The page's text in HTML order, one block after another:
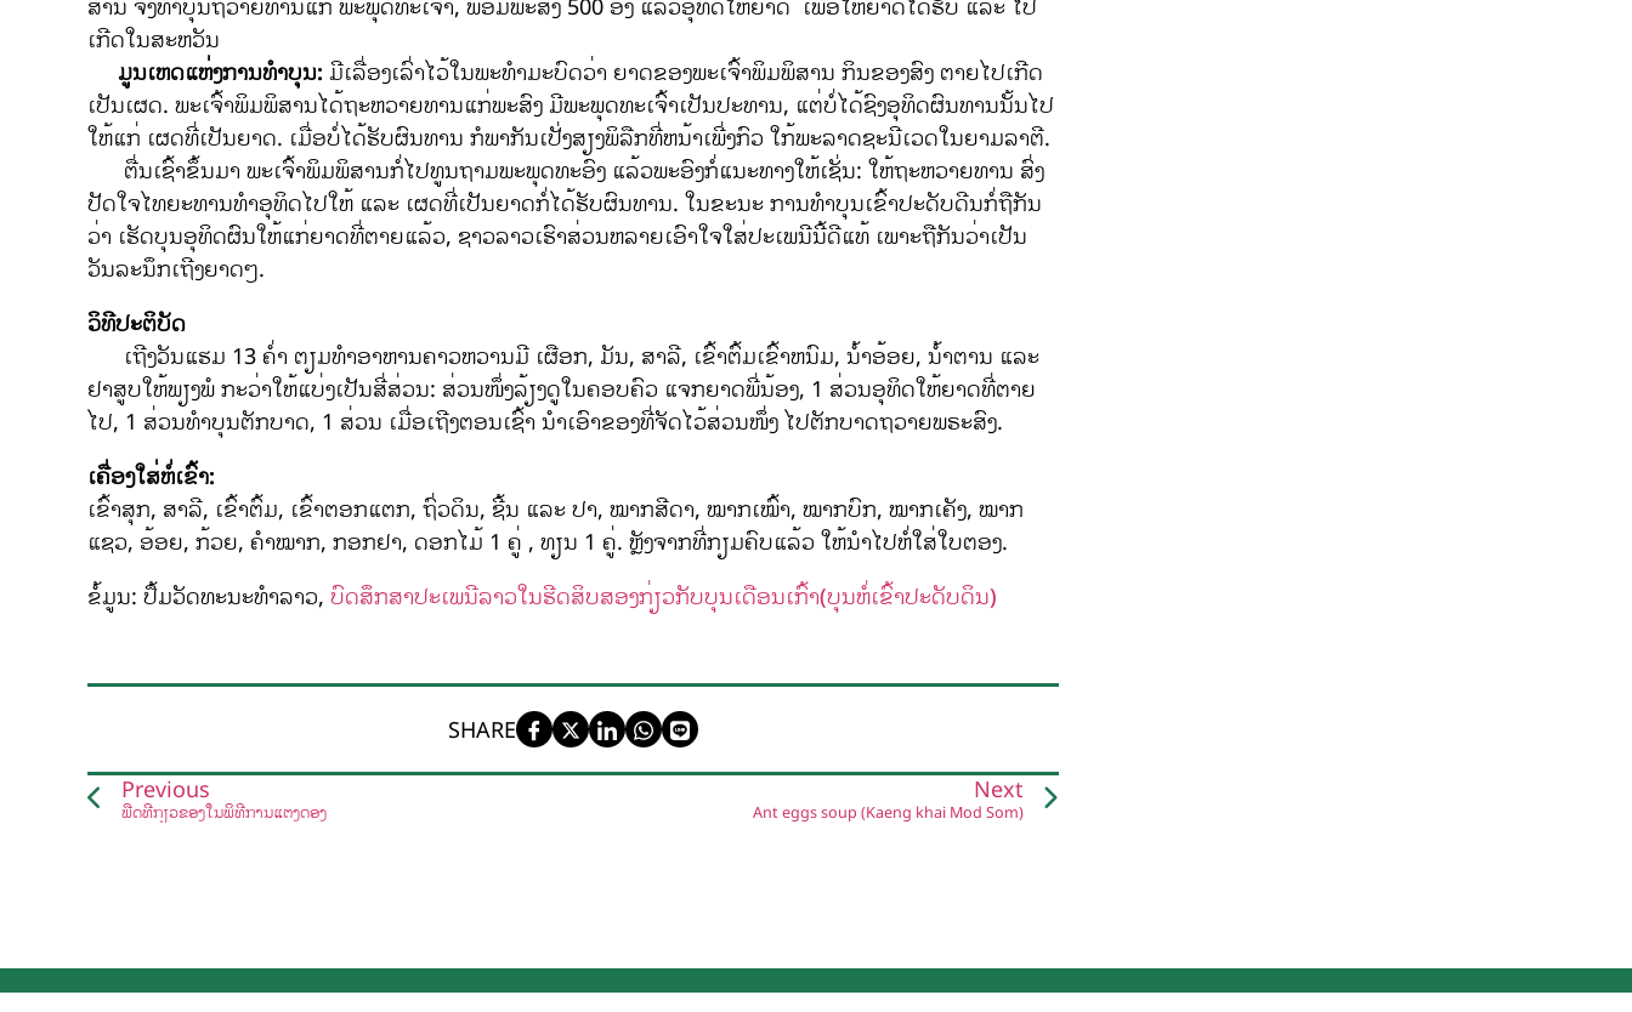
ເກີດໃນສະຫວັນ
ມູນເຫດແຫ່ງການທໍາບຸນ: ມີເລື່ອງເລົ່າໄວ້ໃນພະທຳມະບົດວ່າ ຍາດຂອງພະເຈົ້າພິມພິສານ ກິນຂອງສົງ ຕາຍໄປເກີດ
ເປັນເຜດ. ພະເຈົ້າພິມພິສານໄດ້ຖະຫວາຍທານແກ່ພະສົງ ມີພະພຸດທະເຈົ້າເປັນປະທານ, ແຕ່ບໍ່ໄດ້ຊົງອຸທິດຜົນທານນັ້ນໄປ
ໃຫ້ແກ່ ເຜດທີ່ເປັນຍາດ. ເມື່ອບໍ່ໄດ້ຮັບຜົນທານ ກໍພາກັນເປັ່ງສຽງພິລືກທີ່ຫນ້າເພີ່ງກົວ ໃກ້ພະລາດຊະນີເວດໃນຍາມລາຕີ.
ຕື່ນເຊົ້າຂຶ້ນມາ ພະເຈົ້າພິມພິສານກໍ່ໄປທູນຖາມພະພຸດທະອົງ ແລ້ວພະອົງກໍ່ແນະທາງໃຫ້ເຊັ່ນ: ໃຫ້ຖະຫວາຍທານ ສົ່ງ
ປັດໃຈໄທຍະທານທຳອຸທິດໄປໃຫ້ ແລະ ເຜດທີ່ເປັນຍາດກໍ່ໄດ້ຮັບຜົນທານ. ໃນຂະນະ ການທຳບຸນເຂົ້າປະດັບດີນກໍ່ຖືກັນ
ວ່າ ເຮັດບຸນອຸທິດຜົນໃຫ້ແກ່ຍາດທີ່ຕາຍແລ້ວ, ຊາວລາວເຮົາສ່ວນຫລາຍເອົາໃຈໃສ່ປະເພນີນີ້ດີແທ້ ເພາະຖືກັນວ່າເປັນ
ວັນລະນຶກເຖີງຍາດໆ.
ວິທີປະຕິບັດ
ເຖີງວັນແຮມ 13 ຄ່ຳ ຕຽມທຳອາຫານຄາວຫວານມີ ເຜືອກ, ມັນ, ສາລີ, ເຂົ້າຕົ້ມເຂົ້າຫນົມ, ນ້ຳອ້ອຍ, ນ້ໍາຕານ ແລະ
ຢາສູບໃຫ້ພຽງພໍ ກະວ່າໃຫ້ແບ່ງເປັນສີ່ສ່ວນ: ສ່ວນໜຶ່ງລ້ຽງດູໃນຄອບຄົວ ແຈກຍາດພີ່ນ້ອງ, 1 ສ່ວນອຸທິດໃຫ້ຍາດທີ່ຕາຍ
ໄປ, 1 ສ່ວນທໍາບຸນຕັກບາດ, 1 ສ່ວນ ເມື່ອເຖີງຕອນເຊົ້າ ນຳເອົາຂອງທີ່ຈັດໄວ້ສ່ວນໜຶ່ງ ໄປຕັກບາດຖວາຍພຣະສົງ.
ເຄື່ອງໃສ່ຫໍ່ເຂົ້າ:
ເຂົ້າສຸກ, ສາລີ, ເຂົ້າຕົ້ມ, ເຂົ້າຕອກແຕກ, ຖົ່ວດິນ, ຊີ້ນ ແລະ ປາ, ໝາກສີດາ, ໝາກເໝົ້າ, ໝາກບົກ, ໝາກເຄັງ, ໝາກ
ແຊວ, ອ້ອຍ, ກ້ວຍ, ຄຳໝາກ, ກອກຢາ, ດອກໄມ້ 1 ຄູ່ , ທຽນ 1 ຄູ່. ຫຼັງຈາກທີ່ກຽມຄົບແລ້ວ ໃຫ້ນຳໄປຫໍ່ໃສ່ໃບຕອງ.
ຂໍ້ມູນ: ປຶ້ມວັດທະນະທຳລາວ, ບົດສຶກສາປະເພນີລາວໃນຮີດສິບສອງກ່ຽວກັບບຸນເດືອນເກົ້າ(ບຸນຫໍ່ເຂົ້າປະດັບດິນ)
SHARE
Previous
ພືດທີ່ກ່ຽວຂ້ອງໃນພິທີການແຕ່ງດອງ
Next
Ant eggs soup (Kaeng khai Mod Som)